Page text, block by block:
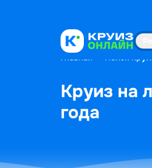
Главная Поиск
Круиз на
года